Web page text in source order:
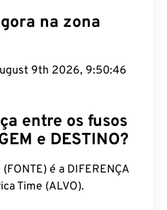
na zona
9th 2026, 9:50:47
entre os fusos
e DESTINO?
é a DIFERENÇA
Time (ALVO).